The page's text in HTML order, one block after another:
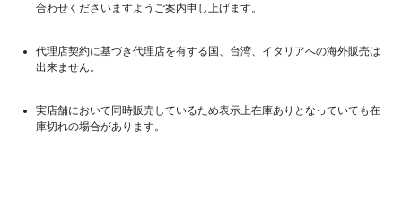
合わせくださいますようご案内申し上げます。
代理店契約に基づき代理店を有する国、台湾、イタリアへの海外販売は
出来ません。
実店舗において同時販売しているため表示上在庫ありとなっていても在
庫切れの場合があります。